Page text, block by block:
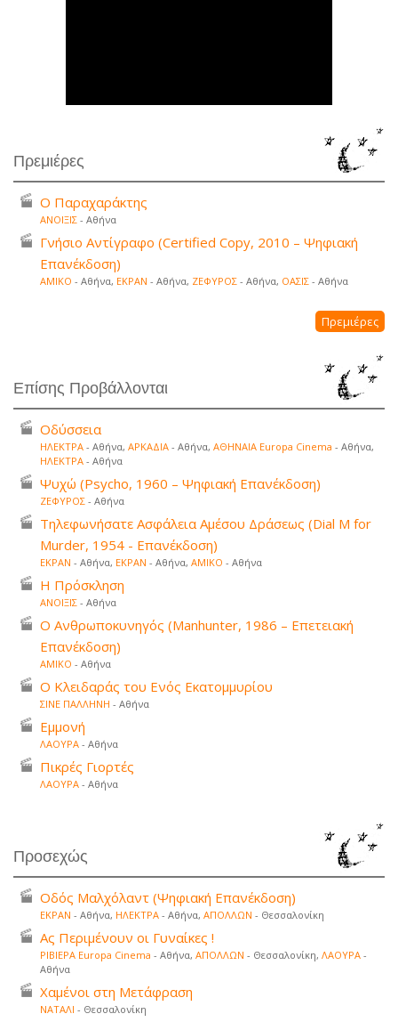
Πρεμιέρες
Ο Παραχαράκτης
ΑΝΟΙΞΙΣ - Αθήνα
Γνήσιο Αντίγραφο (Certified Copy, 2010 – Ψηφιακή
Επανέκδοση)
ΑΜΙΚΟ - Αθήνα, ΕΚΡΑΝ - Αθήνα, ΖΕΦΥΡΟΣ - Αθήνα, ΟΑΣΙΣ - Αθήνα
Πρεμιέρες
Επίσης Προβάλλονται
Οδύσσεια
ΗΛΕΚΤΡΑ - Αθήνα, ΑΡΚΑΔΙΑ - Αθήνα, ΑΘΗΝΑΙΑ Europa Cinema - Αθήνα,
ΗΛΕΚΤΡΑ - Αθήνα
Ψυχώ (Psycho, 1960 – Ψηφιακή Επανέκδοση)
ΖΕΦΥΡΟΣ - Αθήνα
Τηλεφωνήσατε Ασφάλεια Αμέσου Δράσεως (Dial M for
Murder, 1954 - Επανέκδοση)
ΕΚΡΑΝ - Αθήνα, ΕΚΡΑΝ - Αθήνα, ΑΜΙΚΟ - Αθήνα
Η Πρόσκληση
ΑΝΟΙΞΙΣ - Αθήνα
Ο Ανθρωποκυνηγός (Manhunter, 1986 – Επετειακή
Επανέκδοση)
ΑΜΙΚΟ - Αθήνα
Ο Κλειδαράς του Ενός Εκατομμυρίου
ΣΙΝΕ ΠΑΛΛΗΝΗ - Αθήνα
Εμμονή
ΛΑΟΥΡΑ - Αθήνα
Πικρές Γιορτές
ΛΑΟΥΡΑ - Αθήνα
Προσεχώς
Οδός Μαλχόλαντ (Ψηφιακή Επανέκδοση)
ΕΚΡΑΝ - Αθήνα, ΗΛΕΚΤΡΑ - Αθήνα, ΑΠΟΛΛΩΝ - Θεσσαλονίκη
Ας Περιμένουν οι Γυναίκες !
ΡΙΒΙΕΡΑ Europa Cinema - Αθήνα, ΑΠΟΛΛΩΝ - Θεσσαλονίκη, ΛΑΟΥΡΑ -
Αθήνα
Χαμένοι στη Μετάφραση
ΝΑΤΑΛΙ - Θεσσαλονίκη